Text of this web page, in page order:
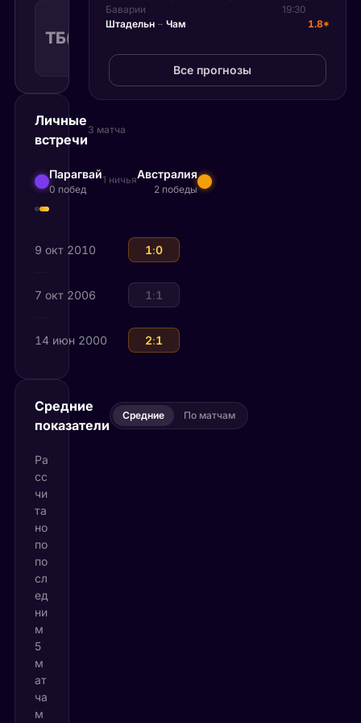
ТБ(1.50)
Тотал
больше
Рекомендуемая
Личные
встречи
3 матча
Парагвай
0 побед
1 ничьяАвстралия
2 победы
9 окт 2010 Австралия
1:0
7 окт 2006 Австралия
1:1
14 июн 2000 Австралия
2:1
Средние
показатели
Средние По матчам
Ра
сс
чи
та
но
по
по
сл
ед
ни
м
5
м
ат
ча
м
Баварии
19:30
Штадельн – Чам 1.8*
Все прогнозы